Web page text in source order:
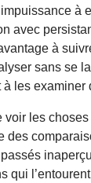
à
avec
à
sans se
les examiner
voir les
des
qui